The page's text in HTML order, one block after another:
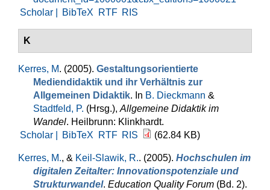
Scholar |
BibTeX RTF RIS
K
Kerres, M. (2005). Gestaltungsorientierte
Mediendidaktik und ihr Verhältnis zur
Allgemeinen Didaktik. In B. Dieckmann &
Stadtfeld, P. (Hrsg.), Allgemeine Didaktik im
Wandel. Heilbrunn: Klinkhardt.
Scholar |
BibTeX RTF RIS (62.84 KB)
Kerres, M., & Keil-Slawik, R.. (2005). Hochschulen im
digitalen Zeitalter: Innovationspotenziale und
Strukturwandel. Education Quality Forum (Bd. 2).